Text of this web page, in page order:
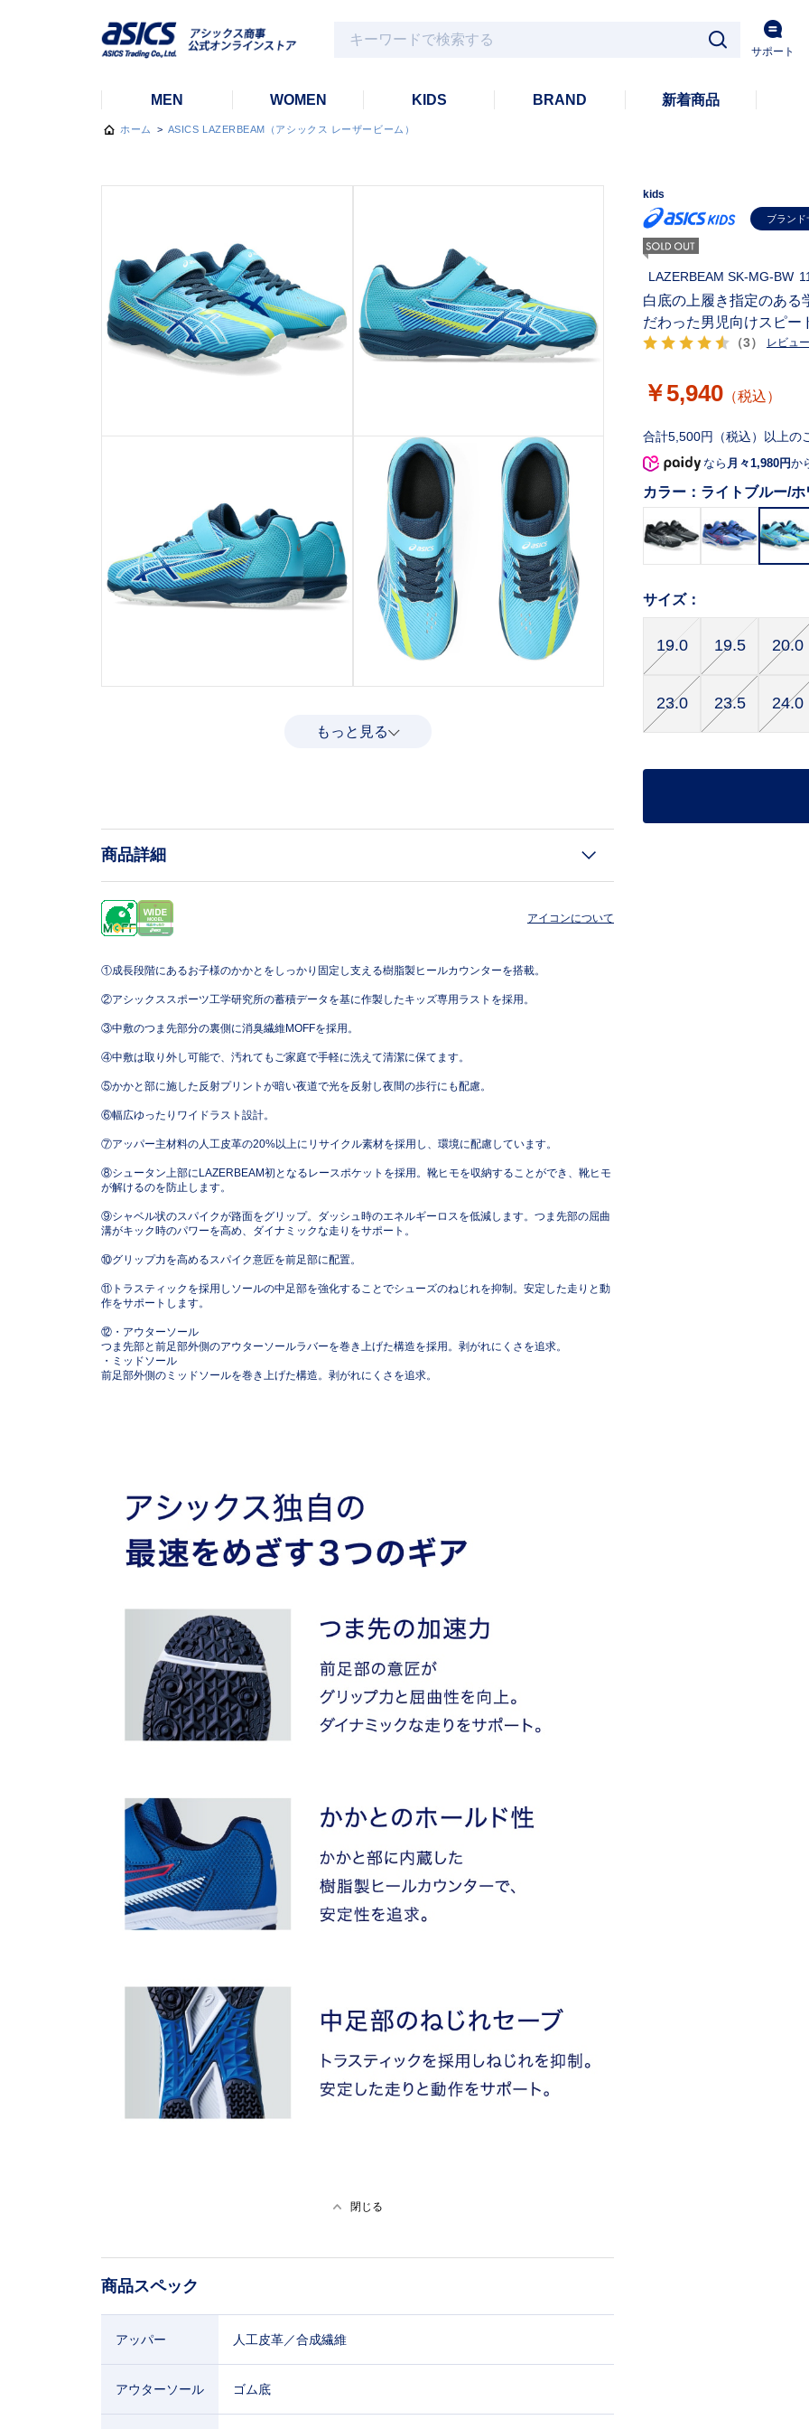
サポート
MEN WOMEN KIDS BRAND 新着商品
ホーム > ASICS LAZERBEAM（アシックス レーザービーム）
もっと見る
商品詳細
アイコンについて
①成長段階にあるお子様のかかとをしっかり固定し支える樹脂製ヒールカウンターを搭載。
②アシックススポーツ工学研究所の蓄積データを基に作製したキッズ専用ラストを採用。
③中敷のつま先部分の裏側に消臭繊維MOFFを採用。
④中敷は取り外し可能で、汚れてもご家庭で手軽に洗えて清潔に保てます。
⑤かかと部に施した反射プリントが暗い夜道で光を反射し夜間の歩行にも配慮。
⑥幅広ゆったりワイドラスト設計。
⑦アッパー主材料の人工皮革の20%以上にリサイクル素材を採用し、環境に配慮しています。
⑧シュータン上部にLAZERBEAM初となるレースポケットを採用。靴ヒモを収納することができ、靴ヒモ
が解けるのを防止します。
⑨シャベル状のスパイクが路面をグリップ。ダッシュ時のエネルギーロスを低減します。つま先部の屈曲
溝がキック時のパワーを高め、ダイナミックな走りをサポート。
⑩グリップ力を高めるスパイク意匠を前足部に配置。
⑪トラスティックを採用しソールの中足部を強化することでシューズのねじれを抑制。安定した走りと動
作をサポートします。
⑫・アウターソール
つま先部と前足部外側のアウターソールラバーを巻き上げた構造を採用。剥がれにくさを追求。
・ミッドソール
前足部外側のミッドソールを巻き上げた構造。剥がれにくさを追求。
閉じる
商品スペック
アッパー 人工皮革／合成繊維
アウターソール ゴム底
kids
ブランド
LAZERBEAM SK-MG-BW
（3） レビュ
白底の上履き指定のある
だわった男児向けスピー
￥5,940 （税込）
合計5,500円（税込）以上の
なら 月々1,980円か
カラー： ライトブルー/ホ
サイズ：
19.0 19.5 20.0
23.0 23.5 24.0